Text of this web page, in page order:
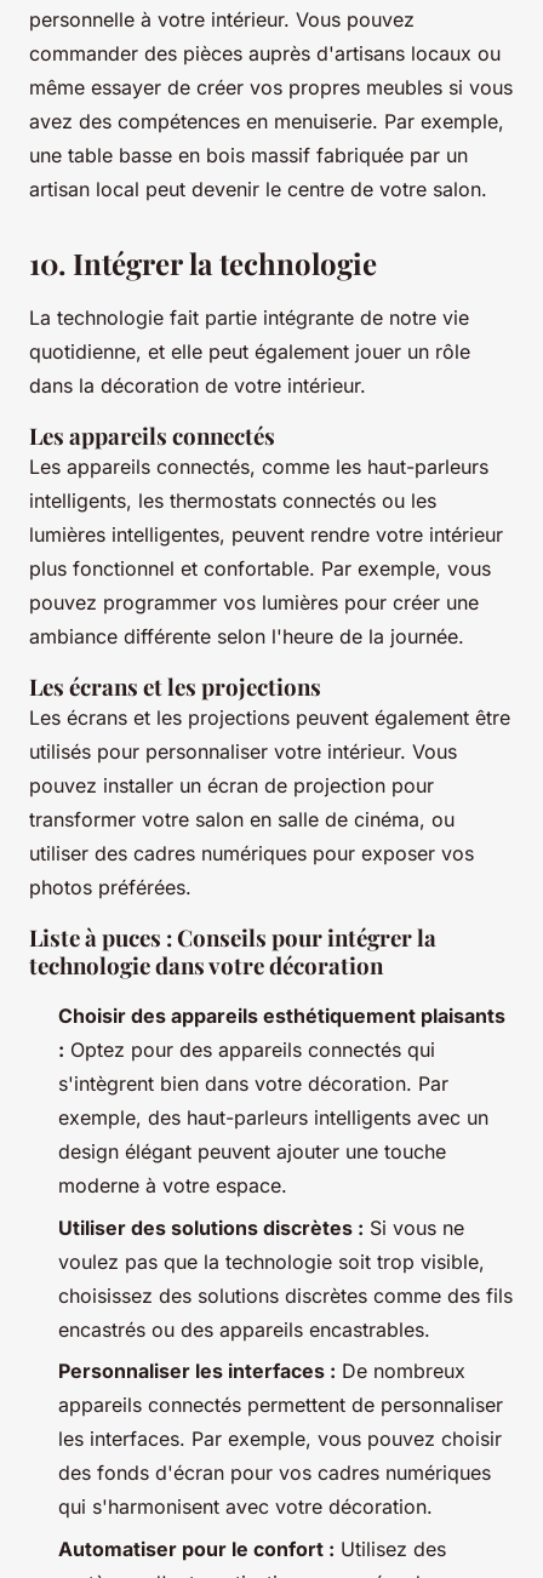
personnelle à votre intérieur. Vous pouvez
commander des pièces auprès d'artisans locaux ou
même essayer de créer vos propres meubles si vous
avez des compétences en menuiserie. Par exemple,
une table basse en bois massif fabriquée par un
artisan local peut devenir le centre de votre salon.
10. Intégrer la technologie
La technologie fait partie intégrante de notre vie
quotidienne, et elle peut également jouer un rôle
dans la décoration de votre intérieur.
Les appareils connectés
Les appareils connectés, comme les haut-parleurs
intelligents, les thermostats connectés ou les
lumières intelligentes, peuvent rendre votre intérieur
plus fonctionnel et confortable. Par exemple, vous
pouvez programmer vos lumières pour créer une
ambiance différente selon l'heure de la journée.
Les écrans et les projections
Les écrans et les projections peuvent également être
utilisés pour personnaliser votre intérieur. Vous
pouvez installer un écran de projection pour
transformer votre salon en salle de cinéma, ou
utiliser des cadres numériques pour exposer vos
photos préférées.
Liste à puces : Conseils pour intégrer la
technologie dans votre décoration
Choisir des appareils esthétiquement plaisants
: Optez pour des appareils connectés qui
s'intègrent bien dans votre décoration. Par
exemple, des haut-parleurs intelligents avec un
design élégant peuvent ajouter une touche
moderne à votre espace.
Utiliser des solutions discrètes : Si vous ne
voulez pas que la technologie soit trop visible,
choisissez des solutions discrètes comme des fils
encastrés ou des appareils encastrables.
Personnaliser les interfaces : De nombreux
appareils connectés permettent de personnaliser
les interfaces. Par exemple, vous pouvez choisir
des fonds d'écran pour vos cadres numériques
qui s'harmonisent avec votre décoration.
Automatiser pour le confort : Utilisez des